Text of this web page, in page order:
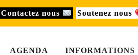
Contactez nous Soutenez nous
AGENDA INFORMATIONS